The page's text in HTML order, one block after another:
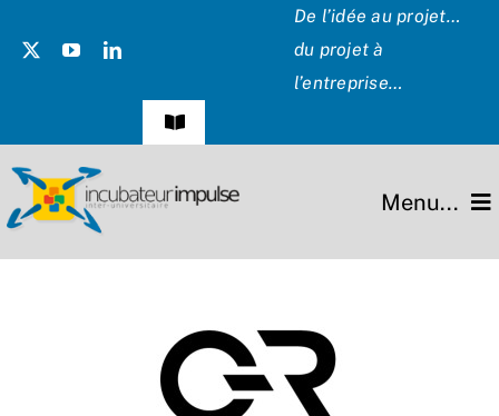
De l’idée au projet…
du projet à
l’entreprise…
Navigation
Témoignages
Menu...